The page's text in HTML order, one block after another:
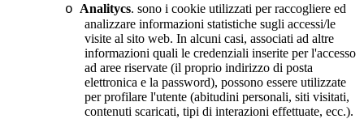
o Analitycs. sono i cookie utilizzati per raccogliere ed
analizzare informazioni statistiche sugli accessi/le
visite al sito web. In alcuni casi, associati ad altre
informazioni quali le credenziali inserite per l'accesso
ad aree riservate (il proprio indirizzo di posta
elettronica e la password), possono essere utilizzate
per profilare l'utente (abitudini personali, siti visitati,
contenuti scaricati, tipi di interazioni effettuate, ecc.).